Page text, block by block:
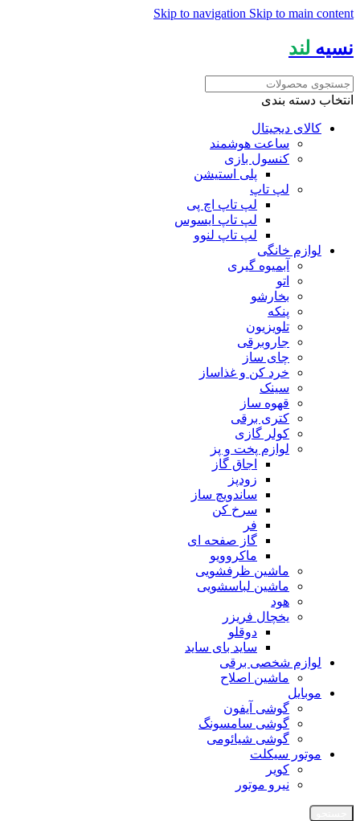
Skip to navigation Skip to main content
نسیه لند
انتخاب دسته بندی
کالای دیجیتال
ساعت هوشمند
کنسول بازی
پلی استیشن
لپ تاپ
لپ تاپ اچ پی
لپ تاپ ایسوس
لپ تاپ لنوو
لوازم خانگی
آبمیوه گیری
اتو
بخارشو
پنکه
تلویزیون
جاروبرقی
چای ساز
خرد کن و غذاساز
سینک
قهوه ساز
کتری برقی
کولر گازی
لوازم پخت و پز
اجاق گاز
زودپز
ساندویچ ساز
سرخ کن
فر
گاز صفحه ای
ماکروویو
ماشین ظرفشویی
ماشین لباسشویی
هود
یخچال فریزر
دوقلو
ساید بای ساید
لوازم شخصی برقی
ماشین اصلاح
موبایل
گوشی آیفون
گوشی سامسونگ
گوشی شیائومی
موتور سیکلت
کویر
نیرو موتور